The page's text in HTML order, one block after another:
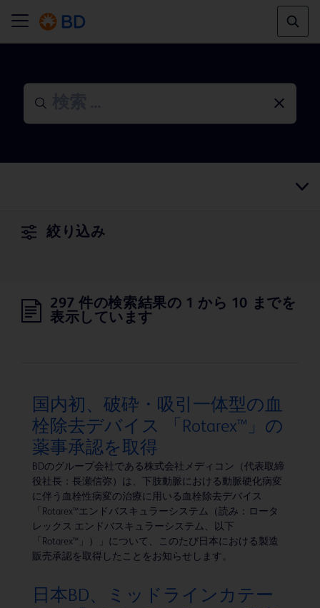
絞り込み
297 件の検索結果の 1 から 10 までを
表示しています
国内初、破砕・吸引一体型の血
栓除去デバイス 「Rotarex™」の
薬事承認を取得
BDのグループ会社である株式会社メディコン（代表取締
役社長：長瀬信弥）は、下肢動脈における動脈硬化病変
に伴う血栓性病変の治療に用いる血栓除去デバイス
「Rotarex™エンドバスキュラーシステム（読み：ロータ
レックス エンドバスキュラーシステム、以下
「Rotarex™」）」について、このたび日本における製造
販売承認を取得したことをお知らせします。
日本BD、ミッドラインカテー